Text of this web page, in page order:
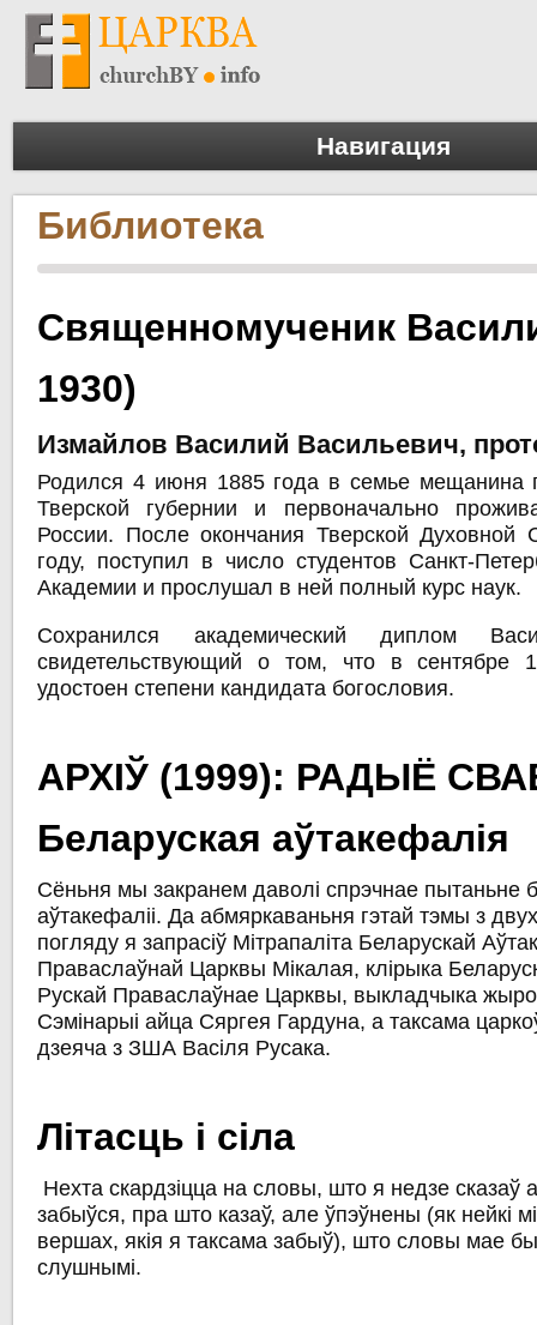
Навигация
Библиотека
Священномученик
1930)
Измайлов Василий Васильевич,
Родился 4 июня 1885 года в семье мещанина
Тверской губернии и первоначально
России. После окончания Тверской Духовной
году, поступил в число студентов Санкт-
Академии и прослушал в ней полный курс наук.
Сохранился академический диплом
свидетельствующий о том, что в сентябре
удостоен степени кандидата богословия.
АРХІЎ (1999): РАДЫЁ
Беларуская аўтакефалія
Сёньня мы закранем даволі спрэчнае пытаньне
аўтакефаліі. Да абмяркаваньня гэтай тэмы з
погляду я запрасіў Мітрапаліта Беларускай
Праваслаўнай Царквы Мікалая, клірыка
Рускай Праваслаўнае Царквы, выкладчыка
Сэмінарыі айца Сяргея Гардуна, а таксама
дзеяча з ЗША Васіля Русака.
Літасць і сіла
Нехта скардзіцца на словы, што я недзе сказаў
забыўся, пра што казаў, але ўпэўнены (як нейкі
вершах, якія я таксама забыў), што словы мае
слушнымі.